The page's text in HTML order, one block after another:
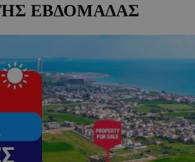
ΕΒΔΟΜΑΔΑΣ